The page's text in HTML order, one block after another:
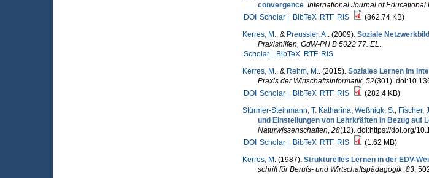
convergence. International Journal of Educational
DOI Scholar | BibTeX RTF RIS
(862.74 KB)
Kerres, M., & Preussler, A.. (2009). Soziale
Praxishilfen, GdW-PH B 5022 77. EL.
Scholar |
BibTeX RTF RIS
Kerres, M., & Rehm, M.. (2015). Soziales Lernen im
Praxis der Wirtschaftsinformatik, 52(301).
DOI Scholar | BibTeX RTF RIS
(282.4 KB)
Stürmer-Steinmann, T. Katharina, Weßnigk, S., Fischer,
und Einstellungen von Lehrkräften in Bezug
Naturwissenschaften, 28(12). doi:https://doi.org/
DOI Scholar | BibTeX RTF RIS
(1.62 MB)
Kerres, M . (1987). Strukturelles Lernen in der EDV-
schrift für Berufs- und Wirtschaftspädagogik, 83,